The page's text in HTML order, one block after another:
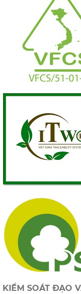
KIỂM SOÁT ĐẠO